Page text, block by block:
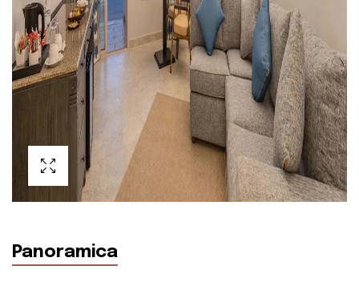
Panoramica